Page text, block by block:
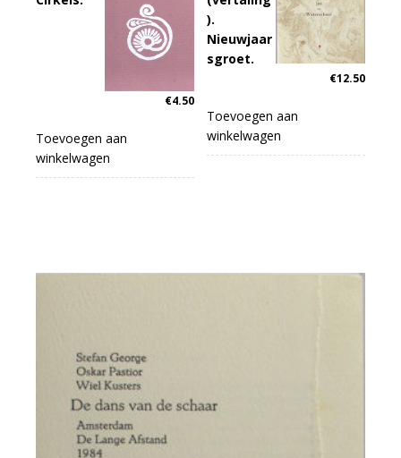
€4.50
Toevoegen aan
winkelwagen
).
Nieuwjaar
sgroet.
€12.50
Toevoegen aan
winkelwagen